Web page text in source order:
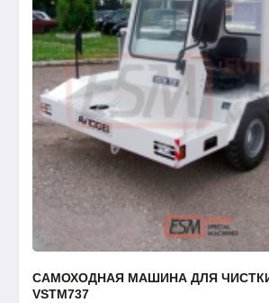
САМОХОДНАЯ МАШИНА ДЛЯ
VSTM737